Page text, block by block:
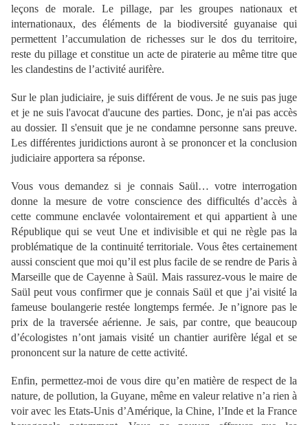
leçons de morale. Le pillage, par les groupes nationaux et
internationaux, des éléments de la biodiversité guyanaise qui
permettent l’accumulation de richesses sur le dos du territoire,
reste du pillage et constitue un acte de piraterie au même titre que
les clandestins de l’activité aurifère.
Sur le plan judiciaire, je suis différent de vous. Je ne suis pas juge
et je ne suis l'avocat d'aucune des parties. Donc, je n'ai pas accès
au dossier. Il s'ensuit que je ne condamne personne sans preuve.
Les différentes juridictions auront à se prononcer et la conclusion
judiciaire apportera sa réponse.
Vous vous demandez si je connais Saül… votre interrogation
donne la mesure de votre conscience des difficultés d’accès à
cette commune enclavée volontairement et qui appartient à une
République qui se veut Une et indivisible et qui ne règle pas la
problématique de la continuité territoriale. Vous êtes certainement
aussi conscient que moi qu’il est plus facile de se rendre de Paris à
Marseille que de Cayenne à Saül. Mais rassurez-vous le maire de
Saül peut vous confirmer que je connais Saül et que j’ai visité la
fameuse boulangerie restée longtemps fermée. Je n’ignore pas le
prix de la traversée aérienne. Je sais, par contre, que beaucoup
d’écologistes n’ont jamais visité un chantier aurifère légal et se
prononcent sur la nature de cette activité.
Enfin, permettez-moi de vous dire qu’en matière de respect de la
nature, de pollution, la Guyane, même en valeur relative n’a rien à
voir avec les Etats-Unis d’Amérique, la Chine, l’Inde et la France